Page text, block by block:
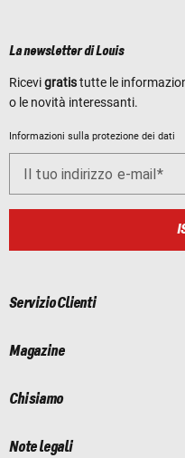
La newsletter di Louis
Ricevigratistutte le
o le novità interessanti.
Informazioni sulla protezione dei dati
Il tuo indirizzo e-mail
Servizio Clienti
Magazine
Chi siamo
Note legali